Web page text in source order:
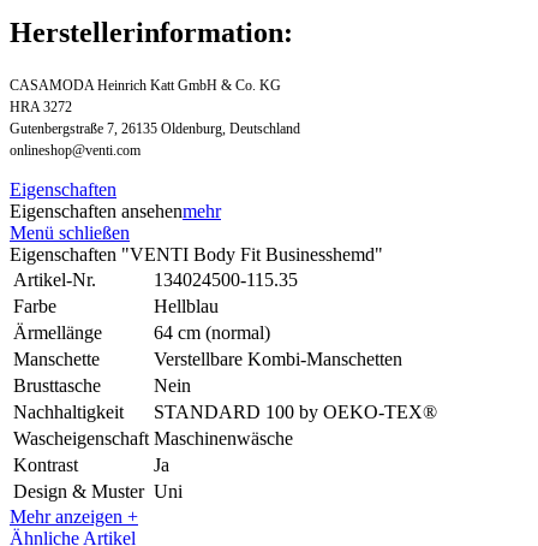
Herstellerinformation:
CASAMODA Heinrich Katt GmbH & Co. KG
HRA 3272
Gutenbergstraße 7, 26135 Oldenburg, Deutschland
onlineshop@venti.com
Eigenschaften
Eigenschaften ansehenmehr
Menü schließen
Eigenschaften "VENTI Body Fit Businesshemd"
Artikel-Nr.
134024500-115.35
Farbe
Hellblau
Ärmellänge
64 cm (normal)
Manschette
Verstellbare Kombi-Manschetten
Brusttasche
Nein
Nachhaltigkeit
STANDARD 100 by OEKO-TEX®
Wascheigenschaft Maschinenwäsche
Kontrast
Ja
Design & Muster Uni
Mehr anzeigen +
Ähnliche Artikel